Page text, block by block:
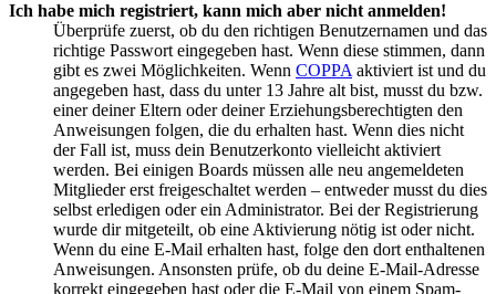
Ich habe mich registriert, kann mich aber nicht anmelden!
Überprüfe zuerst, ob du den richtigen Benutzernamen und das
richtige Passwort eingegeben hast. Wenn diese stimmen, dann
gibt es zwei Möglichkeiten. Wenn COPPA aktiviert ist und du
angegeben hast, dass du unter 13 Jahre alt bist, musst du bzw.
einer deiner Eltern oder deiner Erziehungsberechtigten den
Anweisungen folgen, die du erhalten hast. Wenn dies nicht
der Fall ist, muss dein Benutzerkonto vielleicht aktiviert
werden. Bei einigen Boards müssen alle neu angemeldeten
Mitglieder erst freigeschaltet werden – entweder musst du dies
selbst erledigen oder ein Administrator. Bei der Registrierung
wurde dir mitgeteilt, ob eine Aktivierung nötig ist oder nicht.
Wenn du eine E-Mail erhalten hast, folge den dort enthaltenen
Anweisungen. Ansonsten prüfe, ob du deine E-Mail-Adresse
korrekt eingegeben hast oder die E-Mail von einem Spam-